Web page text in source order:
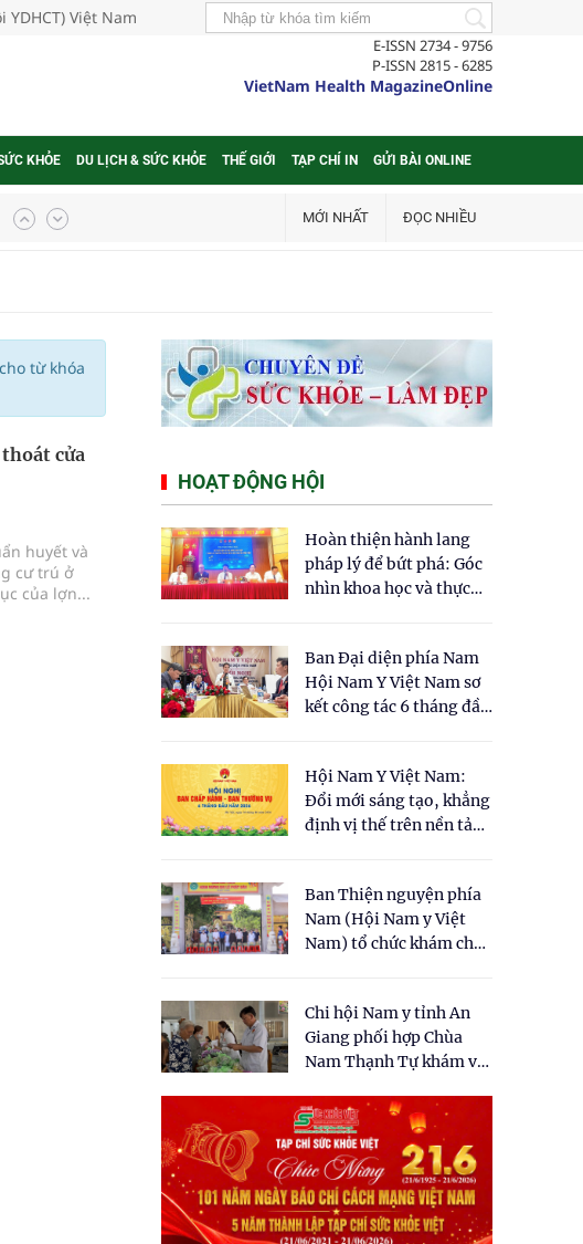
Việt Nam
E-ISSN 2734 - 9756
P-ISSN 2815 - 6285
VietNam Health MagazineOnline
KHỎE DU LỊCH & SỨC KHỎE THẾ GIỚI TẠP CHÍ IN GỬI BÀI ONLINE
MỚI NHẤT ĐỌC NHIỀU
từ khóa
cửa
huyết và
cư trú ở
của lợn...
HOẠT ĐỘNG HỘI
Hoàn thiện hành lang
pháp lý để bứt phá: Góc
nhìn khoa học và thực
cho Luật Y dược cổ
truyền Việt Nam"
Ban Đại diện phía Nam
Hội Nam Y Việt Nam sơ
kết công tác 6 tháng đầu
Hội Nam Y Việt Nam:
Đổi mới sáng tạo, khẳng
định vị thế trên nền tảng
Ban Thiện nguyện phía
Nam (Hội Nam y Việt
Nam) tổ chức khám chữa
dân tại xã Tân Tập
Chi hội Nam y tỉnh An
Giang phối hợp Chùa
Nam Thạnh Tự khám và
nhân dân